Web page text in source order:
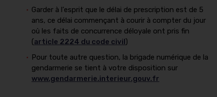
Garder à l'esprit que le délai de prescription est de 5
ans, ce délai commençant à courir à compter du jour
où les faits de concurrence déloyale ont pris fin
(article 2224 du code civil)
Pour toute autre question, la brigade numérique de la
gendarmerie se tient à votre disposition sur
www.gendarmerie.interieur.gouv.fr